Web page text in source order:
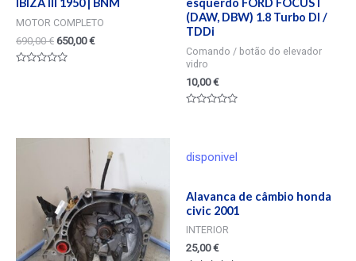
IBIZA III 1950 | BNM
MOTOR COMPLETO
690,00€ 650,00€
esquerdo FORD FOCUS I
(DAW, DBW) 1.8 Turbo DI /
TDDi
Comando / botão do elevador
vidro
10,00€
5
disponivel
Alavanca de câmbio honda
civic 2001
INTERIOR
25,00€